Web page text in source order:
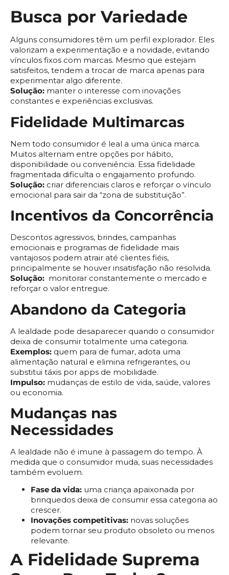
Busca por Variedade
Alguns consumidores têm um perfil explorador. Eles
valorizam a experimentação e a novidade, evitando
vínculos fixos com marcas. Mesmo que estejam
satisfeitos, tendem a trocar de marca apenas para
experimentar algo diferente.
Solução: manter o interesse com inovações
constantes e experiências exclusivas.
Fidelidade Multimarcas
Nem todo consumidor é leal a uma única marca.
Muitos alternam entre opções por hábito,
disponibilidade ou conveniência. Essa fidelidade
fragmentada dificulta o engajamento profundo.
Solução: criar diferenciais claros e reforçar o vínculo
emocional para sair da “zona de substituição”.
Incentivos da Concorrência
Descontos agressivos, brindes, campanhas
emocionais e programas de fidelidade mais
vantajosos podem atrair até clientes fiéis,
principalmente se houver insatisfação não resolvida.
Solução: monitorar constantemente o mercado e
reforçar o valor entregue.
Abandono da Categoria
A lealdade pode desaparecer quando o consumidor
deixa de consumir totalmente uma categoria.
Exemplos: quem para de fumar, adota uma
alimentação natural e elimina refrigerantes, ou
substitui táxis por apps de mobilidade.
Impulso: mudanças de estilo de vida, saúde, valores
ou economia.
Mudanças nas
Necessidades
A lealdade não é imune à passagem do tempo. À
medida que o consumidor muda, suas necessidades
também evoluem.
Fase da vida: uma criança apaixonada por
brinquedos deixa de consumir essa categoria ao
crescer.
Inovações competitivas: novas soluções
podem tornar seu produto obsoleto ou menos
relevante.
A Fidelidade Suprema